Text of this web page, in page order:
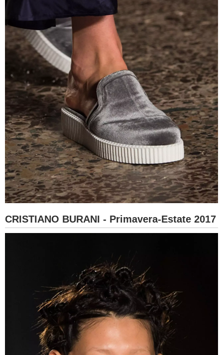
CRISTIANO BURANI - Primavera-Estate 2017